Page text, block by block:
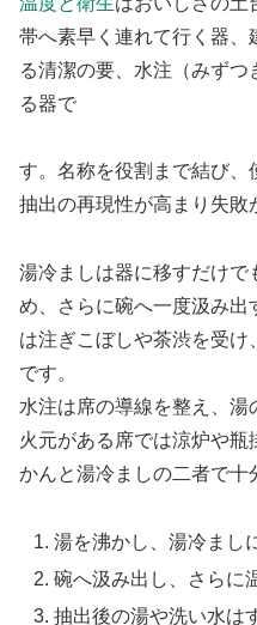
帯へ素早く連れて行く器、
る清潔の要、水注（みず
る器で
す。名称を役割まで結び、
抽出の再現性が高まり失敗
湯冷ましは器に移すだけ
め、さらに碗へ一度汲み出
は注ぎこぼしや茶渋を受
です。
水注は席の導線を整え、湯
火元がある席では涼炉や
かんと湯冷ましの二者で十
湯を沸かし、湯冷まし
碗へ汲み出し、さらに
抽出後の湯や洗い水は